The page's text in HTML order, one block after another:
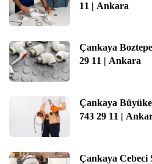
11 | Ankara
Çankaya
29 11 | Ankara
Çankaya
743 29 11 |
Çankaya Cebeci